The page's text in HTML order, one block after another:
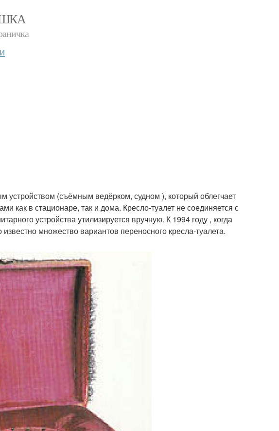
устройством (съёмным ведёрком, судном ), который облегчает
как в стационаре, так и дома. Кресло-туалет не соединяется с
устройства утилизируется вручную. К 1994 году , когда
множество вариантов переносного кресла-туалета.